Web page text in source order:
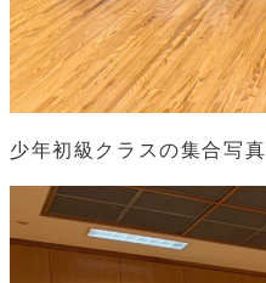
少年初級クラスの集合写真